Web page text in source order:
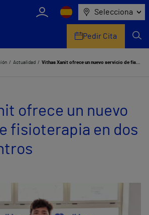
Selecciona
Pedir Cita
Actualidad Vithas Xanit ofrece un nuevo servicio de fisioterapia en dos de sus centros
ofrece un nuevo
fisioterapia en dos